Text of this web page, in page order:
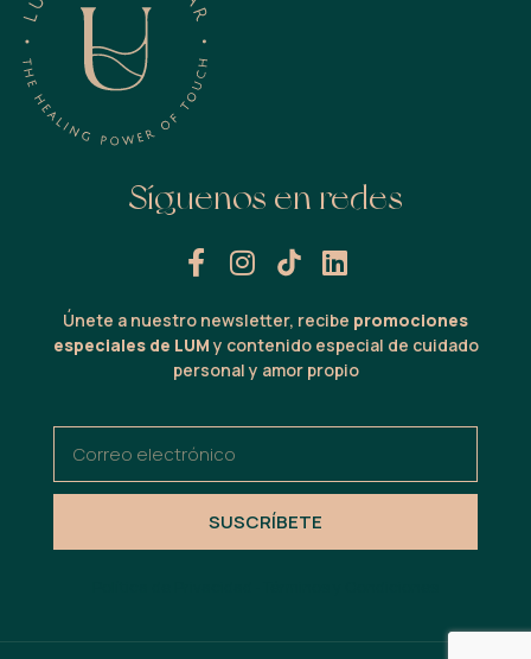
Síguenos en redes
Únete a nuestro newsletter, recibe promociones
especiales de LUM y contenido especial de cuidado
personal y amor propio
SUSCRÍBETE